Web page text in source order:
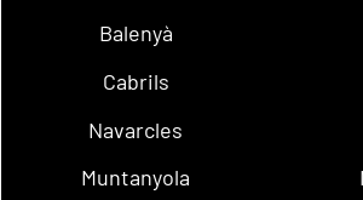
Balenyà
Cabrils
Navarcles
Muntanyola